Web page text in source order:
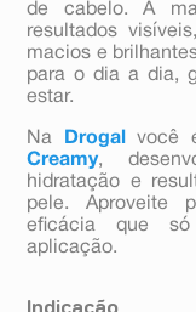
de cabelo. A
resultados
macios e
para o dia a dia,
estar.
Na Drogal
você
Creamy,
hidratação e
pele. Aproveite
eficácia que só
aplicação.